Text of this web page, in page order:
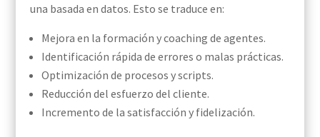
una basada en datos. Esto se traduce en:
Mejora en la formación y coaching de agentes.
Identificación rápida de errores o malas prácticas.
Optimización de procesos y scripts.
Reducción del esfuerzo del cliente.
Incremento de la satisfacción y fidelización.